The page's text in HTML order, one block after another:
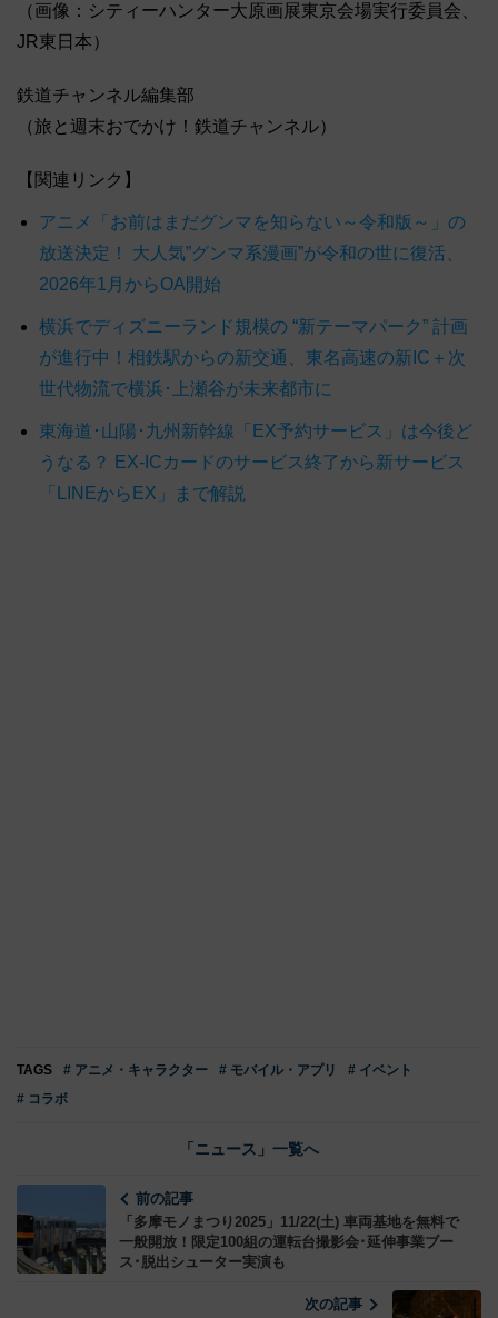
（画像：シティーハンター大原画展東京会場実行委員会、
JR東日本）
鉄道チャンネル編集部
（旅と週末おでかけ！鉄道チャンネル）
【関連リンク】
アニメ「お前はまだグンマを知らない～令和版～」の
放送決定！ 大人気”グンマ系漫画”が令和の世に復活、
2026年1月からOA開始
横浜でディズニーランド規模の “新テーマパーク” 計画
が進行中！相鉄駅からの新交通、東名高速の新IC＋次
世代物流で横浜･上瀬谷が未来都市に
東海道･山陽･九州新幹線「EX予約サービス」は今後ど
うなる？ EX-ICカードのサービス終了から新サービス
「LINEからEX」まで解説
TAGS # アニメ・キャラクター # モバイル・アプリ
# イベント
# コラボ
「ニュース」一覧へ
前の記事
「多摩モノまつり2025」11/22(土) 車両基地を無料で
一般開放！限定100組の運転台撮影会･延伸事業ブー
ス･脱出シューター実演も
次の記事